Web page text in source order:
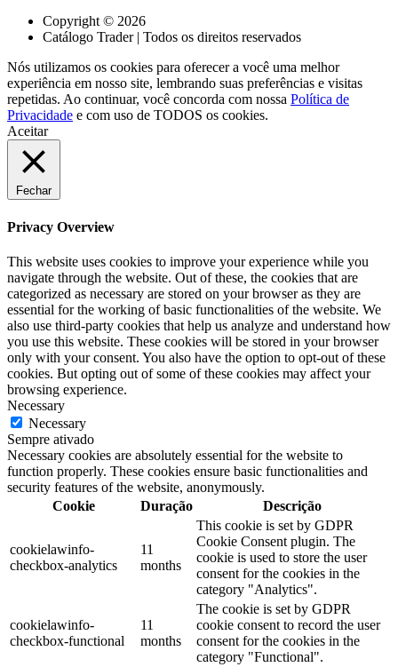
Copyright © 2026
Catálogo Trader | Todos os direitos reservados
Nós utilizamos os cookies para oferecer a você uma melhor
experiência em nosso site, lembrando suas preferências e visitas
repetidas. Ao continuar, você concorda com nossa Política de
Privacidade e com uso de TODOS os cookies.
Aceitar
Fechar
Privacy Overview
This website uses cookies to improve your experience while you
navigate through the website. Out of these, the cookies that are
categorized as necessary are stored on your browser as they are
essential for the working of basic functionalities of the website. We
also use third-party cookies that help us analyze and understand how
you use this website. These cookies will be stored in your browser
only with your consent. You also have the option to opt-out of these
cookies. But opting out of some of these cookies may affect your
browsing experience.
Necessary
Necessary
Sempre ativado
Necessary cookies are absolutely essential for the website to
function properly. These cookies ensure basic functionalities and
security features of the website, anonymously.
Cookie
Duração Descrição
cookielawinfo-
checkbox-analytics
11
months
This cookie is set by GDPR
Cookie Consent plugin. The
cookie is used to store the user
consent for the cookies in the
category "Analytics".
cookielawinfo-
checkbox-functional
11
months
The cookie is set by GDPR
cookie consent to record the user
consent for the cookies in the
category "Functional".